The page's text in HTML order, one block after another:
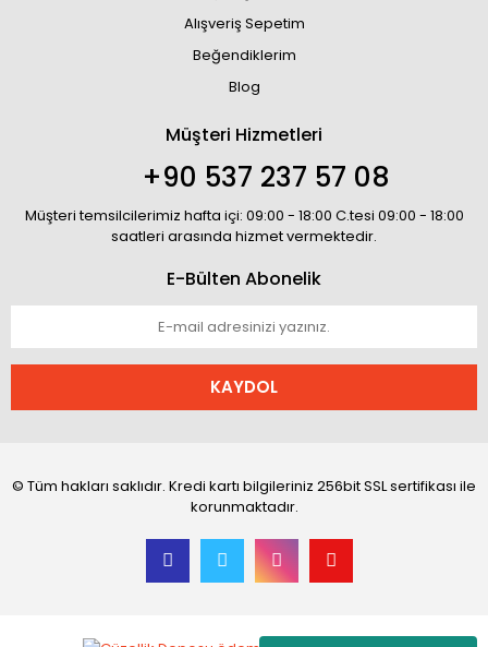
Alışveriş Sepetim
Beğendiklerim
Blog
Müşteri Hizmetleri
+90 537 237 57 08
Müşteri temsilcilerimiz hafta içi: 09:00 - 18:00 C.tesi 09:00 - 18:00
saatleri arasında hizmet vermektedir.
E-Bülten Abonelik
KAYDOL
© Tüm hakları saklıdır. Kredi kartı bilgileriniz 256bit SSL sertifikası ile
korunmaktadır.